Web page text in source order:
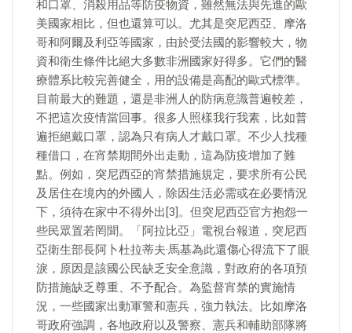
和口罩、消殺用品等防疫物資，雖然無法與先進的歐
美國家相比，但也還算可以。尤其是突尼西亞、摩洛
哥和阿爾及利亞等國家，由於受法國的影響較大，物
資和衛生條件比絕大多數非洲國家好得多。它們的醫
療體系比較完善健全，用的設備是高配的歐式標準。
目前最大的難題，還是非洲人的防病意識普遍較差，
不把這次疫情當回事。很多人照樣我行我素，比如普
遍拒絕戴口罩，認為只有病人才戴口罩。不少人找種
種借口，在宵禁期間外出走動，這為防疫增加了難
點。例如，突尼西亞的宵禁措施規定，要求所有公民
及居住在境內的外國人，除因生活必需或在必要情況
下，須待在家中不得外出[3]。但突尼西亞官方抱怨一
些民眾置若罔聞。「阿拉比亞」電視台報道，突尼西
亞衛生部長阿卜杜拉蒂夫·馬基為此還傷心得流下了眼
淚，原因是該國公民缺乏安全意識，對政府的各項預
防措施缺乏尊重、不予配合。為監督宵禁的實施情
況，一些國家出動軍警和憲兵，強力執法。比如摩洛
哥政府強調，各地政府以及警察、憲兵和輔助部隊將